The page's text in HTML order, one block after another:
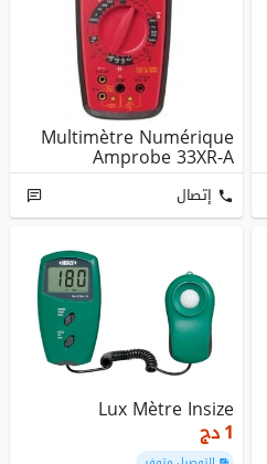
Multimètre Numérique
Amprobe 33XR-A
إتصال
Lux Mètre Insize
1دج